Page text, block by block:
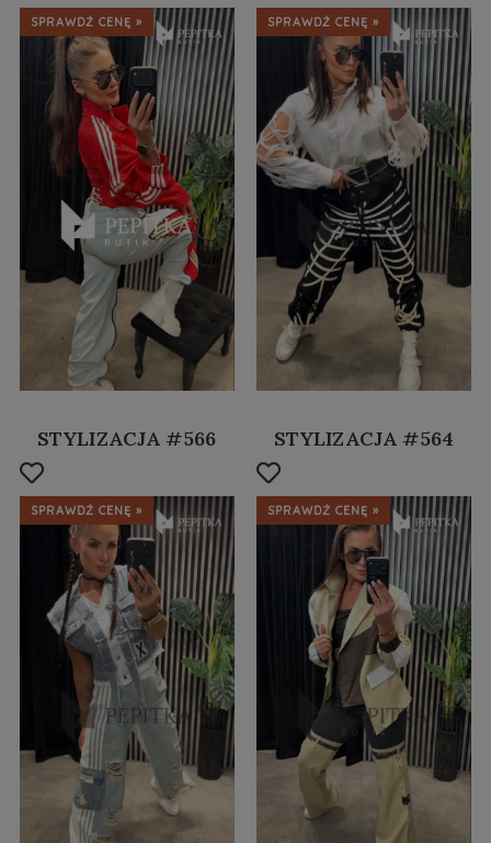
SPRAWDŹ CENĘ » SPRAWDŹ CENĘ »
STYLIZACJA #566
SPRAWDŹ CENĘ »
STYLIZACJA #564
SPRAWDŹ CENĘ »